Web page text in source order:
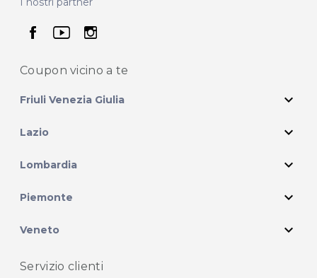
seguici su facebook
seguici su youtube
seguici su instagram
Coupon vicino a te
Friuli Venezia Giulia expand_more
Lazio expand_more
Lombardia expand_more
Piemonte expand_more
Veneto expand_more
Servizio clienti